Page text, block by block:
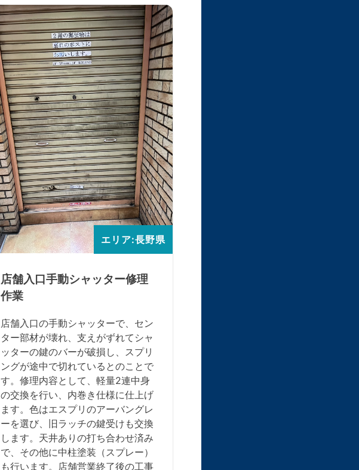
エリア:長野県
店舗入口手動シャッター修理
作業
店舗入口の手動シャッターで、セン
ター部材が壊れ、支えがずれてシャ
ッターの鍵のバーが破損し、スプリ
ングが途中で切れているとのことで
す。修理内容として、軽量2連中身
の交換を行い、内巻き仕様に仕上げ
ます。色はエスプリのアーバングレ
ーを選び、旧ラッチの鍵受けも交換
します。天井ありの打ち合わせ済み
で、その他に中柱塗装（スプレー）
も行います。店舗営業終了後の工事